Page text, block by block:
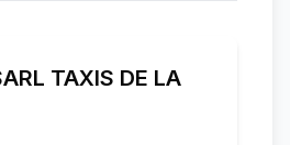
TAXIS DE LA